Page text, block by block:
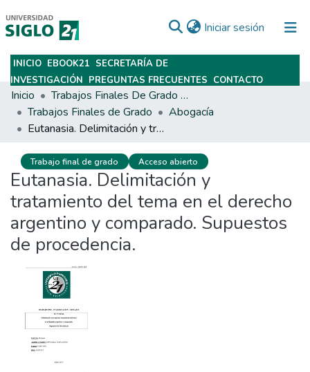
Iniciar sesión (current)
Subir
INICIO EBOOK21 SECRETARÍA DE
INVESTIGACIÓN PREGUNTAS FRECUENTES CONTACTO
Inicio
Trabajos Finales De Grado Y Posgrado
Trabajos Finales de Grado
Abogacía
Eutanasia. Delimitación y tratamiento del tema en el derecho argentino y comparado. Supuestos de procedencia.
Trabajo final de grado Acceso abierto
Eutanasia. Delimitación y
tratamiento del tema en el derecho
argentino y comparado. Supuestos
de procedencia.